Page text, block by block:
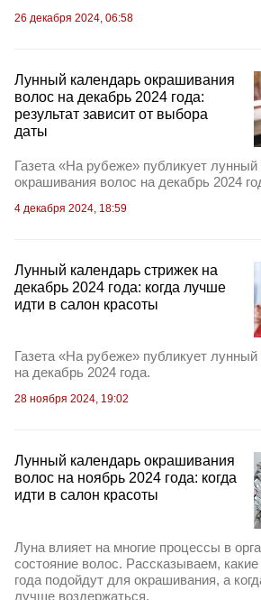
26 декабря 2024, 06:58
Лунный календарь окрашивания
волос на декабрь 2024 года:
результат зависит от выбора
даты
Газета «На рубеже» публикует лунный
окрашивания волос на декабрь 2024
4 декабря 2024, 18:59
Лунный календарь стрижек на
декабрь 2024 года: когда лучше
идти в салон красоты
Газета «На рубеже» публикует
на декабрь 2024 года.
28 ноября 2024, 19:02
Лунный календарь окрашивания
волос на ноябрь 2024 года: когда
идти в салон красоты
Луна влияет на многие процессы в
состояние волос. Рассказываем,
года подойдут для окрашивания, а
лучше воздержаться.